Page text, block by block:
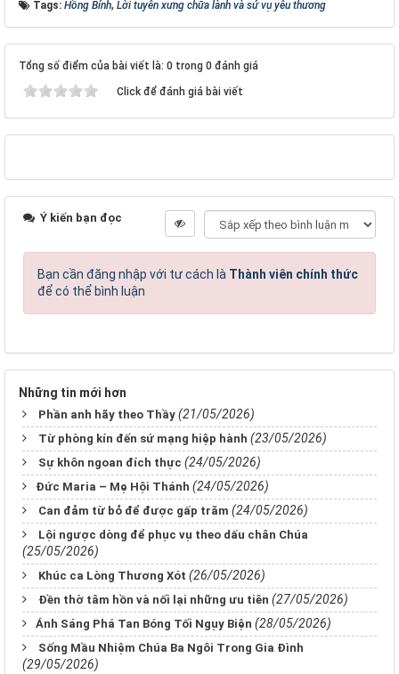
Tags: Hồng Bính, Lời tuyên xưng chữa lành và sứ vụ yêu thương
Tổng số điểm của bài viết là: 0 trong 0 đánh giá
Click để đánh giá bài viết
Ý kiến bạn đọc
Bạn cần đăng nhập với tư cách là Thành viên chính thức
để có thể bình luận
Những tin mới hơn
Phần anh hãy theo Thầy (21/05/2026)
Từ phòng kín đến sứ mạng hiệp hành (23/05/2026)
Sự khôn ngoan đích thực (24/05/2026)
​​​​​​​Đức Maria – Mẹ Hội Thánh (24/05/2026)
Can đảm từ bỏ để được gấp trăm (24/05/2026)
Lội ngược dòng để phục vụ theo dấu chân Chúa
(25/05/2026)
Khúc ca Lòng Thương Xót (26/05/2026)
Đền thờ tâm hồn và nối lại những ưu tiên (27/05/2026)
​​​​​​​Ánh Sáng Phá Tan Bóng Tối Ngụy Biện (28/05/2026)
Sống Mầu Nhiệm Chúa Ba Ngôi Trong Gia Đình
(29/05/2026)